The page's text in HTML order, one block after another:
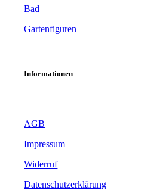
Bad
Gartenfiguren
Informationen
AGB
Impressum
Widerruf
Datenschutzerklärung